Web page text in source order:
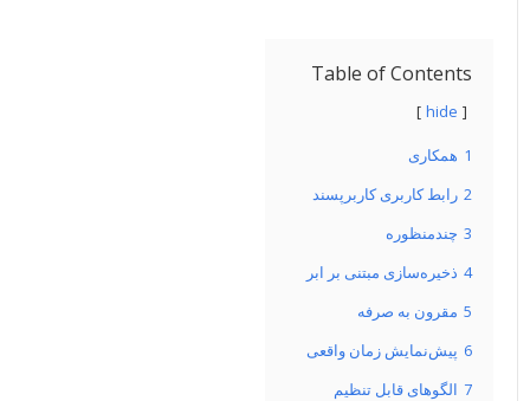
Table of Contents
hide
همکاری
رابط کاربری کاربرپسند
چندمنظوره
ذخیره‌سازی مبتنی بر ابر
مقرون به صرفه
پیش‌نمایش زمان واقعی
الگوهای قابل تنظیم